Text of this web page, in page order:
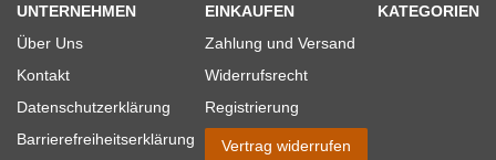
UNTERNEHMEN
Über Uns
Kontakt
Datenschutzerklärung
Barrierefreiheitserklärung
EINKAUFEN
Zahlung und Versand
Widerrufsrecht
Registrierung
Vertrag widerrufen
KATEGORIEN